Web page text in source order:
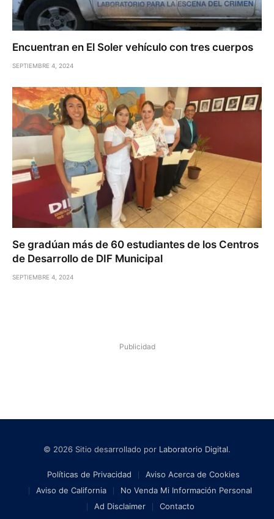
Encuentran en El Soler vehículo con tres cuerpos
SEPTIEMBRE 4, 2024
Se gradúan más de 60 estudiantes de los Centros
de Desarrollo de DIF Municipal
SEPTIEMBRE 4, 2024
Publicidad
© 2026 Sitio desarrollado por Laboratorio Digital.
Políticas de Privacidad
Aviso Acerca de Cookies
Aviso de California
No Venda Mi Información Personal
Ad Disclaimer
Contacto